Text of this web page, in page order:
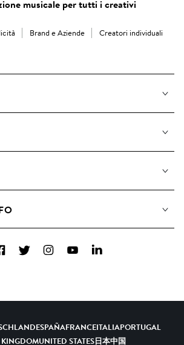
musicale per tutti i creativi
Brand e Aziende Creatori individuali
artificiale
TwitterInstagramYouTubeLinkedIn
ESPAÑAFRANCEITALIAPORTUGAL
UNITED STATES日本中国